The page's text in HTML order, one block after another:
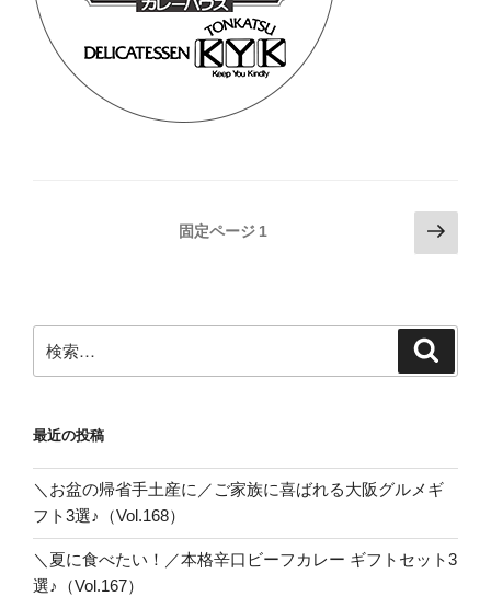
ー
ジ
り
固定ページ 1
次
の
ジ
索:
最近の投稿
＼お盆の帰省手土産に／ご家族に喜ばれる大阪グルメギ
フト3選♪（Vol.168）
＼夏に食べたい！／本格辛口ビーフカレー ギフトセット3
選♪（Vol.167）